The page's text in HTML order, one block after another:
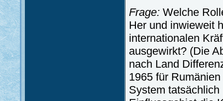
Frage: Welche
Her und inwieweit
internationalen
ausgewirkt? (Die
nach Land
1965 für
System